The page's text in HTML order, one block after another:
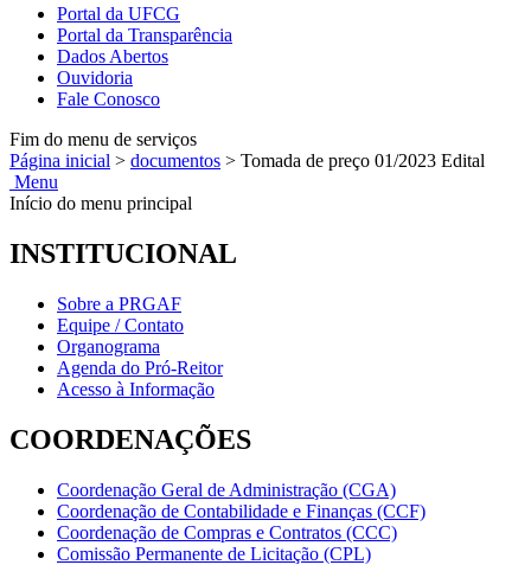
Portal da UFCG
Portal da Transparência
Dados Abertos
Ouvidoria
Fale Conosco
Fim do menu de serviços
Página inicial > documentos > Tomada de preço 01/2023 Edital
Menu
Início do menu principal
INSTITUCIONAL
Sobre a PRGAF
Equipe / Contato
Organograma
Agenda do Pró-Reitor
Acesso à Informação
COORDENAÇÕES
Coordenação Geral de Administração (CGA)
Coordenação de Contabilidade e Finanças (CCF)
Coordenação de Compras e Contratos (CCC)
Comissão Permanente de Licitação (CPL)